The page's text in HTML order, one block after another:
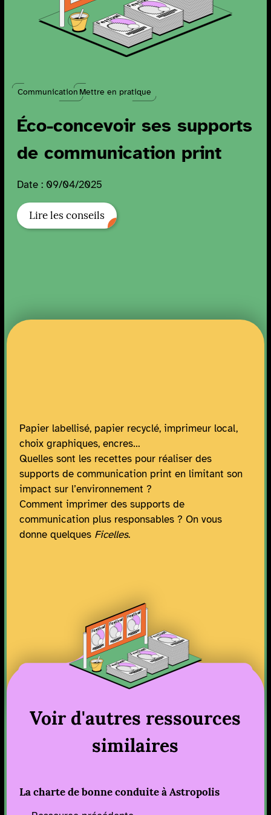
Communication Mettre en pratique
Éco-concevoir ses supports
de communication print
Date : 09/04/2025
Lire les conseils
Papier labellisé, papier recyclé, imprimeur local,
choix graphiques, encres…
Quelles sont les recettes pour réaliser des
supports de communication print en limitant son
impact sur l’environnement ?
Comment imprimer des supports de
communication plus responsables ? On vous
donne quelques Ficelles.
Voir d'autres ressources
similaires
La charte de bonne conduite à Astropolis